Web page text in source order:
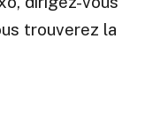
trouverez la